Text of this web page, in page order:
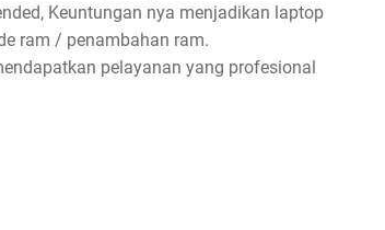
Keuntungan nya menjadikan laptop
ram / penambahan ram.
pelayanan yang profesional